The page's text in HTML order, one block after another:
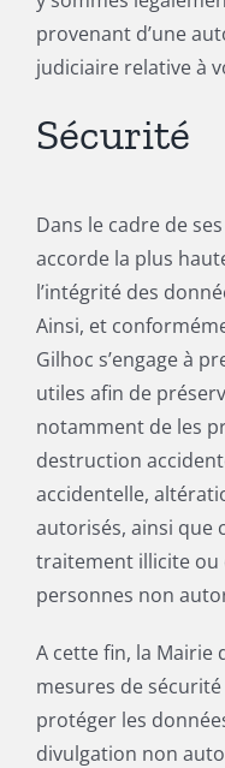
provenant d’une
judiciaire relative à
Sécurité
Dans le cadre de
accorde la plus
l’intégrité des
Ainsi, et
Gilhoc s’engage à
utiles afin de
notamment de les
destruction
accidentelle,
autorisés, ainsi que
traitement illicite ou
personnes non
A cette fin, la Mairie
mesures de
protéger les
divulgation non